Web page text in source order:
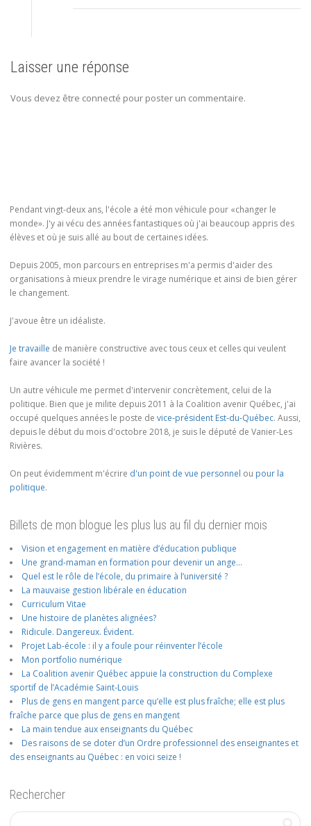
Laisser une réponse
Vous devez être connecté pour poster un commentaire.
Pendant vingt-deux ans, l'école a été mon véhicule pour «changer le
monde». J'y ai vécu des années fantastiques où j'ai beaucoup appris des
élèves et où je suis allé au bout de certaines idées.
Depuis 2005, mon parcours en entreprises m'a permis d'aider des
organisations à mieux prendre le virage numérique et ainsi de bien gérer
le changement.
J'avoue être un idéaliste.
Je travaille de manière constructive avec tous ceux et celles qui veulent
faire avancer la société !
Un autre véhicule me permet d'intervenir concrètement, celui de la
politique. Bien que je milite depuis 2011 à la Coalition avenir Québec, j'ai
occupé quelques années le poste de vice-président Est-du-Québec. Aussi,
depuis le début du mois d'octobre 2018, je suis le député de Vanier-Les
Rivières.
On peut évidemment m'écrire d'un point de vue personnel ou pour la
politique.
Billets de mon blogue les plus lus au fil du dernier mois
Vision et engagement en matière d’éducation publique
Une grand-maman en formation pour devenir un ange…
Quel est le rôle de l’école, du primaire à l’université ?
La mauvaise gestion libérale en éducation
Curriculum Vitae
Une histoire de planètes alignées?
Ridicule. Dangereux. Évident.
Projet Lab-école : il y a foule pour réinventer l’école
Mon portfolio numérique
La Coalition avenir Québec appuie la construction du Complexe
sportif de l’Académie Saint-Louis
Plus de gens en mangent parce qu’elle est plus fraîche; elle est plus
fraîche parce que plus de gens en mangent
La main tendue aux enseignants du Québec
Des raisons de se doter d’un Ordre professionnel des enseignantes et
des enseignants au Québec : en voici seize !
Rechercher